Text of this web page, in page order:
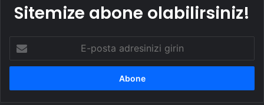
Sitemize abone olabilirsiniz!
posta
adresinizi